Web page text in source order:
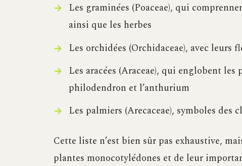
Les graminées (Poaceae), qui
ainsi que les herbes
Les orchidées (Orchidaceae), avec leurs
Les aracées (Araceae), qui englobent
philodendron et l’anthurium
Les palmiers (Arecaceae), symboles des
Cette liste n’est bien sûr pas exhaustive,
plantes monocotylédones et de leur